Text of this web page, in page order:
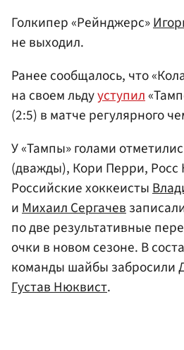
Голкипер «Рейнджерс»
не выходил.
Ранее сообщалось, что
на своем льдууступил
(2:5) в матче регулярного
У «Тампы» голами
(дважды), Кори Перри, Росс
Российские хоккеисты
иМихаил Сергачев
по две результативные
очки в новом сезоне. В
команды шайбы забросили
Густав Нюквист.